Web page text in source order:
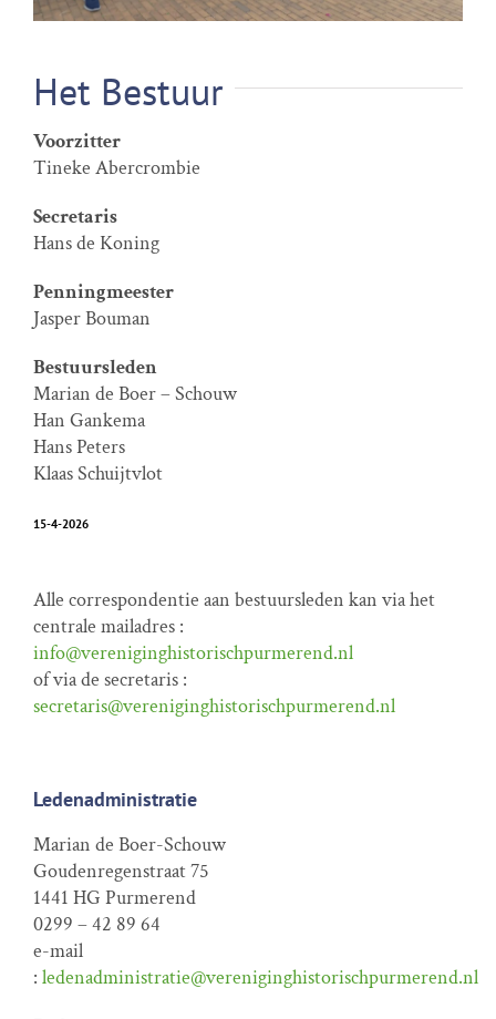
Het Bestuur
Voorzitter
Tineke Abercrombie
Secretaris
Hans de Koning
Penningmeester
Jasper Bouman
Bestuursleden
Marian de Boer – Schouw
Han Gankema
Hans Peters
Klaas Schuijtvlot
15-4-2026
Alle correspondentie aan bestuursleden kan via het
centrale mailadres :
info@vereniginghistorischpurmerend.nl
of via de secretaris :
secretaris@vereniginghistorischpurmerend.nl
Ledenadministratie
Marian de Boer-Schouw
Goudenregenstraat 75
1441 HG Purmerend
0299 – 42 89 64
e-mail
: ledenadministratie@vereniginghistorischpurmerend.nl